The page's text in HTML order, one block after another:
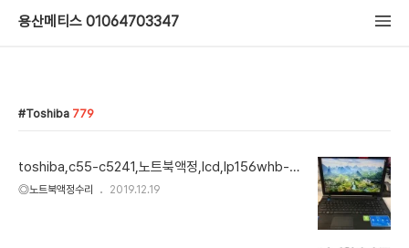
용산메티스 01064703347
Toshiba 779
toshiba,c55-c5241,노트북액정,lcd,lp156whb-t
pk1,업가능
◎노트북액정수리 2019.12.19